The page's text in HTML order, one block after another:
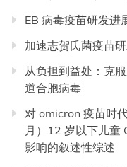
EB 病毒疫苗研发进
加速志贺氏菌疫苗
从负担到益处：克
道合胞病毒
对 omicron 疫苗时
月）12 岁以下儿童
影响的叙述性综述